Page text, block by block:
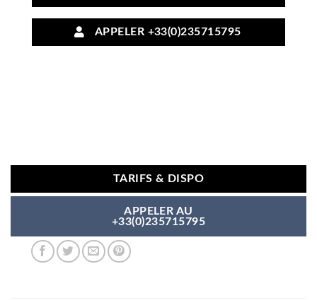
APPELER +33(0)235715795
TARIFS & DISPO
APPELER AU
+33(0)235715795